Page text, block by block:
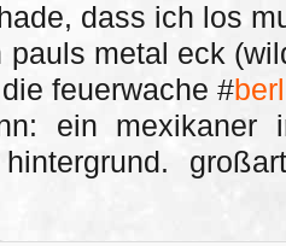
dass ich los
pauls metal eck
feuerwache #
ein mexikaner